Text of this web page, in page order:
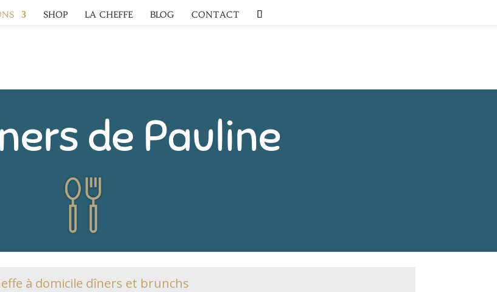
SHOP LA CHEFFE BLOG CONTACT
de Pauline
à domicile dîners et brunchs